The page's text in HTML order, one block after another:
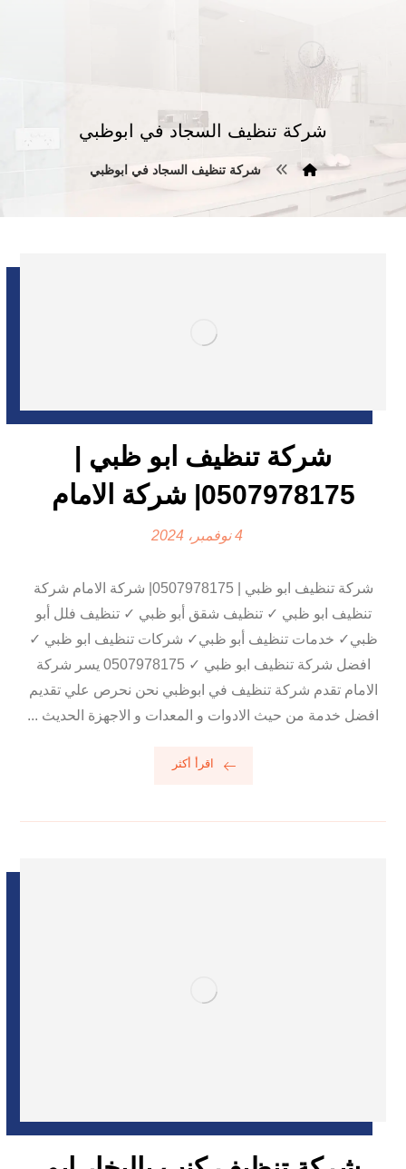
شركة تنظيف السجاد في ابوظبي
شركة تنظيف السجاد في ابوظبي
شركة تنظيف ابو ظبي |
0507978175| شركة الامام
4 نوفمبر، 2024
شركة تنظيف ابو ظبي | 0507978175| شركة الامام شركة
تنظيف ابو ظبي ✓ تنظيف شقق أبو ظبي ✓ تنظيف فلل أبو
ظبي✓ خدمات تنظيف أبو ظبي✓ شركات تنظيف ابو ظبي ✓
افضل شركة تنظيف ابو ظبي ✓ 0507978175 يسر شركة
الامام تقدم شركة تنظيف في ابوظبي نحن نحرص علي تقديم
افضل خدمة من حيث الادوات و المعدات و الاجهزة الحديث ...
اقرأ أكثر